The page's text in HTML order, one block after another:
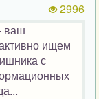
2996
ваш
ищем
с